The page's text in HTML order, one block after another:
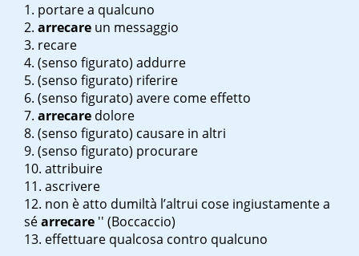
portare a qualcuno
arrecare un messaggio
recare
(senso figurato) addurre
(senso figurato) riferire
(senso figurato) avere come effetto
arrecare dolore
(senso figurato) causare in altri
(senso figurato) procurare
attribuire
ascrivere
non è atto dumiltà l’altrui cose ingiustamente a
séarrecare '' (Boccaccio)
effettuare qualcosa contro qualcuno